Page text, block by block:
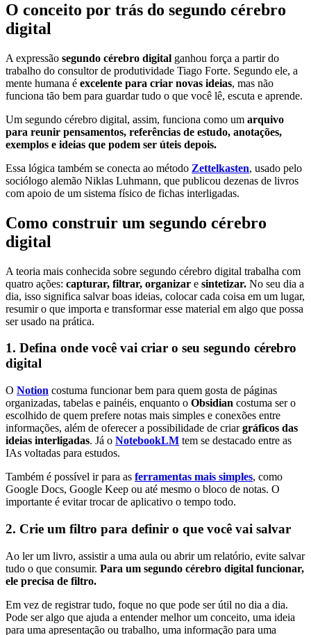
O conceito por trás do segundo cérebro
digital
A expressão segundo cérebro digital ganhou força a partir do
trabalho do consultor de produtividade Tiago Forte. Segundo ele, a
mente humana é excelente para criar novas ideias, mas não
funciona tão bem para guardar tudo o que você lê, escuta e aprende.
Um segundo cérebro digital, assim, funciona como um arquivo
para reunir pensamentos, referências de estudo, anotações,
exemplos e ideias que podem ser úteis depois.
Essa lógica também se conecta ao método Zettelkasten, usado pelo
sociólogo alemão Niklas Luhmann, que publicou dezenas de livros
com apoio de um sistema físico de fichas interligadas.
Como construir um segundo cérebro
digital
A teoria mais conhecida sobre segundo cérebro digital trabalha com
quatro ações: capturar, filtrar, organizar e sintetizar. No seu dia a
dia, isso significa salvar boas ideias, colocar cada coisa em um lugar,
resumir o que importa e transformar esse material em algo que possa
ser usado na prática.
1. Defina onde você vai criar o seu segundo cérebro
digital
O Notion costuma funcionar bem para quem gosta de páginas
organizadas, tabelas e painéis, enquanto o Obsidian costuma ser o
escolhido de quem prefere notas mais simples e conexões entre
informações, além de oferecer a possibilidade de criargráficos das
ideias interligadas. Já o NotebookLM tem se destacado entre as
IAs voltadas para estudos.
Também é possível ir para as ferramentas mais simples, como
Google Docs, Google Keep ou até mesmo o bloco de notas. O
importante é evitar trocar de aplicativo o tempo todo.
2. Crie um filtro para definir o que você vai salvar
Ao ler um livro, assistir a uma aula ou abrir um relatório, evite salvar
tudo o que consumir. Para um segundo cérebro digital funcionar,
ele precisa de filtro.
Em vez de registrar tudo, foque no que pode ser útil no dia a dia.
Pode ser algo que ajuda a entender melhor um conceito, uma ideia
para uma apresentação ou trabalho, uma informação para uma